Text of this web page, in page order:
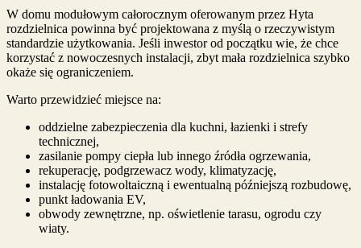
W domu modułowym całorocznym oferowanym przez Hyta
rozdzielnica powinna być projektowana z myślą o rzeczywistym
standardzie użytkowania. Jeśli inwestor od początku wie, że chce
korzystać z nowoczesnych instalacji, zbyt mała rozdzielnica szybko
okaże się ograniczeniem.
Warto przewidzieć miejsce na:
oddzielne zabezpieczenia dla kuchni, łazienki i strefy
technicznej,
zasilanie pompy ciepła lub innego źródła ogrzewania,
rekuperację, podgrzewacz wody, klimatyzację,
instalację fotowoltaiczną i ewentualną późniejszą rozbudowę,
punkt ładowania EV,
obwody zewnętrzne, np. oświetlenie tarasu, ogrodu czy
wiaty.